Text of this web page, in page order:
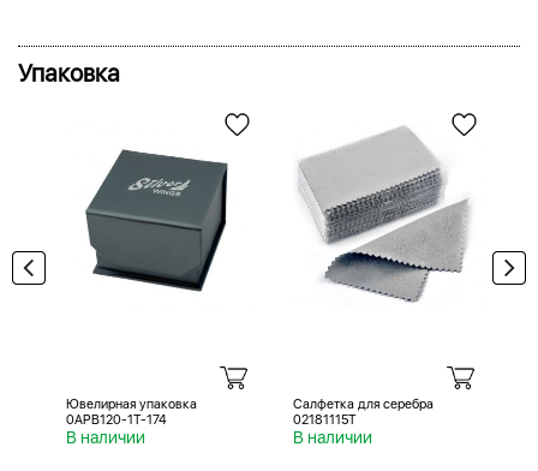
Упаковка
Ювелирная упаковка
0APB120-1T-174
В наличии
Салфетка для серебра
02181115T
В наличии